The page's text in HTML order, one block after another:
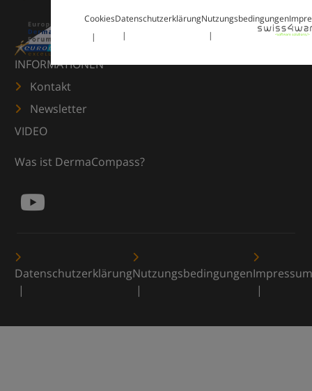
CookiesDatenschutzerklärungNutzungsbedingungen
INFORMATIONEN
Kontakt
Newsletter
VIDEO
Was ist DermaCompass?
DatenschutzerklärungNutzungsbedingungenImpressum